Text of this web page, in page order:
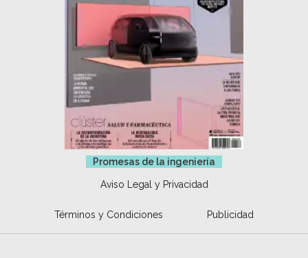
Promesas de la ingeniería
Aviso Legal y Privacidad
Términos y Condiciones Publicidad